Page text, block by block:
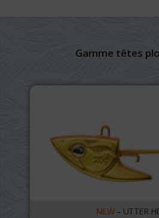
Gamme têtes
NEW– UTTER